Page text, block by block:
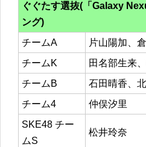
ぐぐたす選抜(「Galaxy
ング)
チームA
片山陽加、
チームK
田名部生来
チームB
石田晴香、
チーム4
仲俣汐里
SKE48 チー
ムS
松井玲奈